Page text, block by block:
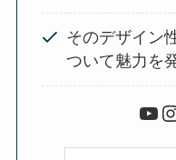
そのデザイン
ついて魅力を
YouTube Instagram